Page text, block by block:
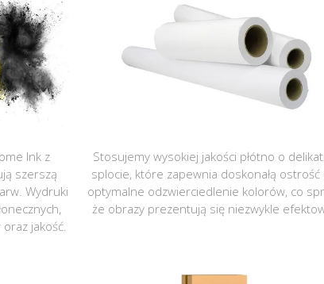
Ink z
szerszą
Wydruki
jakość.
Stosujemy wysokiej jakości płótno o
splocie, które zapewnia doskonałą ostrość
optymalne odzwierciedlenie kolorów, co
że obrazy prezentują się niezwykle